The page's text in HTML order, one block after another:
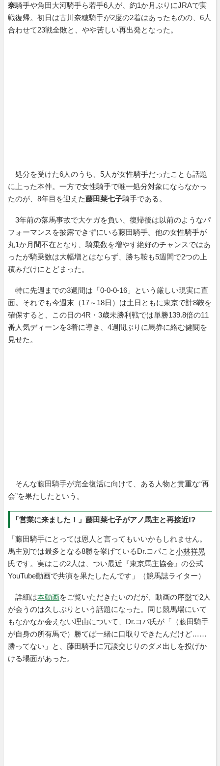
奈騎手や角田大河騎手ら若手6人が、約1か月ぶりにJRAで実
戦復帰。初日は古川奈穂騎手が2度の2着はあったものの、6人
合わせて23戦全敗と、やや苦しい再出発となった。
処分を受けた6人のうち、5人が女性騎手だったことも話題
に上った本件。一方で女性騎手で唯一処分対象にならなかっ
たのが、8年目を迎えた藤田菜七子騎手である。
3年前の落馬事故で大ケガを負い、復帰後は以前のようなパ
フォーマンスを披露できずにいる藤田騎手。他の女性騎手が
丸1か月間不在となり、騎乗数を増やす絶好のチャンスではあ
ったが騎乗数は大幅増とはならず、勝ち鞍も5週間で2つの上
積みだけにとどまった。
特に先週までの3週間は「0-0-0-16」という厳しい現実に直
面。それでも今週末（17～18日）は土日ともに東京で計8鞍を
確保すると、この日の4R・3歳未勝利戦では単勝139.8倍の11
番人気ディーンを3着に導き、4週間ぶりに馬券に絡む健闘を
見せた。
そんな藤田騎手が完全復活に向けて、ある人物と貴重な“再
会”を果たしたという。
「営業に来ました！」藤田菜七子がアノ馬主と再接近!?
「藤田騎手にとっては恩人と言ってもいいかもしれません。
馬主別では最多となる8勝を挙げているDr.コパこと小林祥晃
氏です。実はこの2人は、つい最近『東京馬主協会』の公式
YouTube動画で共演を果たしたんです」（競馬誌ライター）
詳細は本動画をご覧いただきたいのだが、動画の序盤で2人
が会うのは久しぶりという話題になった。同じ競馬場にいて
もなかなか会えない理由について、Dr.コパ氏が「（藤田騎手
が自身の所有馬で）勝てば一緒に口取りできたんだけど……
勝ってない」と、藤田騎手に冗談交じりのダメ出しを投げか
ける場面があった。